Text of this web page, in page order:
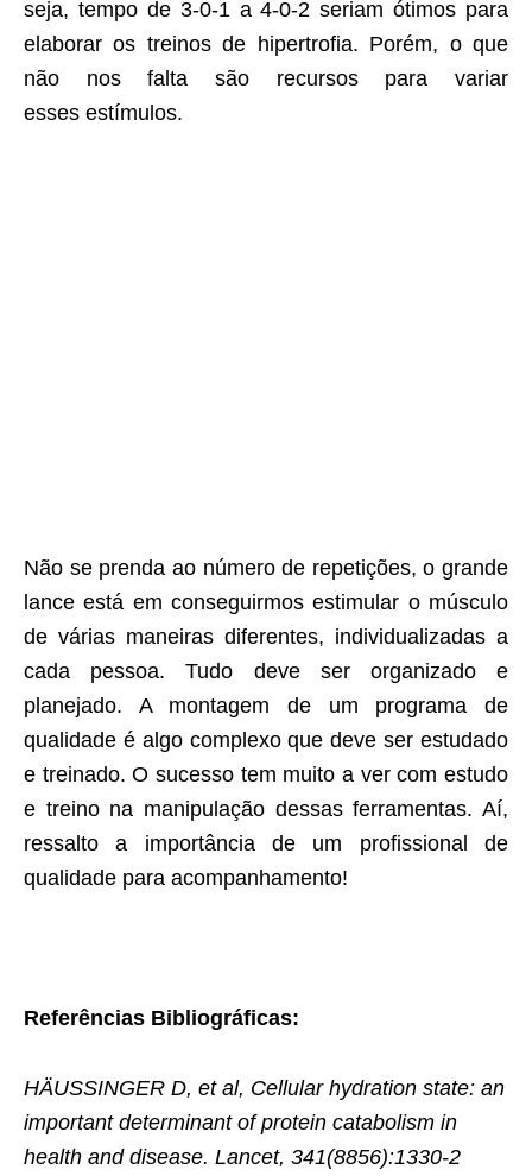
seja, tempo de 3-0-1 a 4-0-2 seriam ótimos para
elaborar os treinos de hipertrofia. Porém, o que
não nos falta são recursos para variar
esses estímulos.
Não se prenda ao número de repetições, o grande
lance está em conseguirmos estimular o músculo
de várias maneiras diferentes, individualizadas a
cada pessoa. Tudo deve ser organizado e
planejado. A montagem de um programa de
qualidade é algo complexo que deve ser estudado
e treinado. O sucesso tem muito a ver com estudo
e treino na manipulação dessas ferramentas. Aí,
ressalto a importância de um profissional de
qualidade para acompanhamento!
Referências Bibliográficas:
HÄUSSINGER D, et al, Cellular hydration state: an
important determinant of protein catabolism in
health and disease. Lancet, 341(8856):1330-2